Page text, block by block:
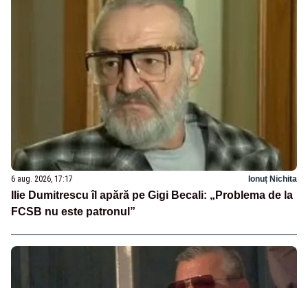
6 aug. 2026, 17:17 Ionuț Nichita
Ilie Dumitrescu îl apără pe Gigi Becali: „Problema de la
FCSB nu este patronul”